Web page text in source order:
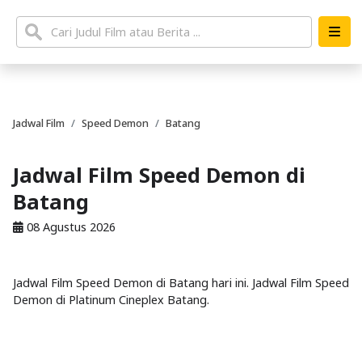
Jadwal Film Speed Demon Batang
Jadwal Film Speed Demon di
Batang
08 Agustus 2026
Jadwal Film Speed Demon di Batang hari ini. Jadwal Film Speed
Demon di Platinum Cineplex Batang.